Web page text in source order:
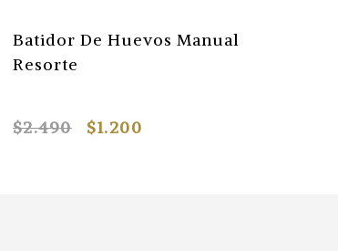
Batidor De Huevos Manual
Resorte
$2.490 $1.200